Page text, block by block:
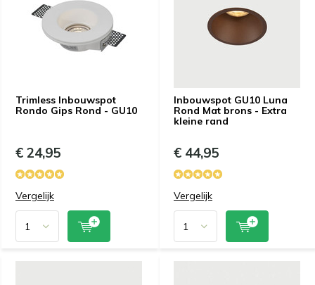
Trimless Inbouwspot
Rondo Gips Rond - GU10
€ 24,95
Vergelijk
Inbouwspot GU10 Luna
Rond Mat brons - Extra
kleine rand
€ 44,95
Vergelijk